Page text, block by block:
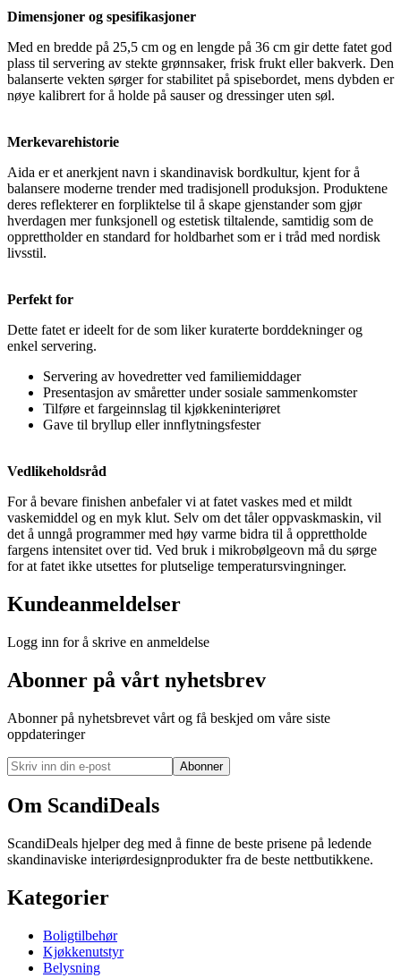
Dimensjoner og spesifikasjoner
Med en bredde på 25,5 cm og en lengde på 36 cm gir dette fatet god
plass til servering av stekte grønnsaker, frisk frukt eller bakverk. Den
balanserte vekten sørger for stabilitet på spisebordet, mens dybden er
nøye kalibrert for å holde på sauser og dressinger uten søl.
Merkevarehistorie
Aida er et anerkjent navn i skandinavisk bordkultur, kjent for å
balansere moderne trender med tradisjonell produksjon. Produktene
deres reflekterer en forpliktelse til å skape gjenstander som gjør
hverdagen mer funksjonell og estetisk tiltalende, samtidig som de
opprettholder en standard for holdbarhet som er i tråd med nordisk
livsstil.
Perfekt for
Dette fatet er ideelt for de som liker kuraterte borddekninger og
enkel servering.
Servering av hovedretter ved familiemiddager
Presentasjon av småretter under sosiale sammenkomster
Tilføre et fargeinnslag til kjøkkeninteriøret
Gave til bryllup eller innflytningsfester
Vedlikeholdsråd
For å bevare finishen anbefaler vi at fatet vaskes med et mildt
vaskemiddel og en myk klut. Selv om det tåler oppvaskmaskin, vil
det å unngå programmer med høy varme bidra til å opprettholde
fargens intensitet over tid. Ved bruk i mikrobølgeovn må du sørge
for at fatet ikke utsettes for plutselige temperatursvingninger.
Kundeanmeldelser
Logg inn for å skrive en anmeldelse
Abonner på vårt nyhetsbrev
Abonner på nyhetsbrevet vårt og få beskjed om våre siste
oppdateringer
Abonner
Om ScandiDeals
ScandiDeals hjelper deg med å finne de beste prisene på ledende
skandinaviske interiørdesignprodukter fra de beste nettbutikkene.
Kategorier
Boligtilbehør
Kjøkkenutstyr
Belysning